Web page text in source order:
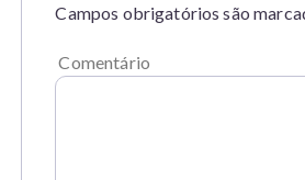
Campos obrigatórios são
Comentário